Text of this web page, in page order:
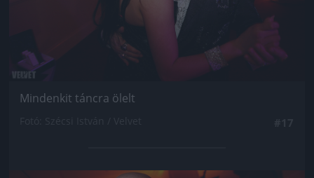
Mindenkit táncra ölelt